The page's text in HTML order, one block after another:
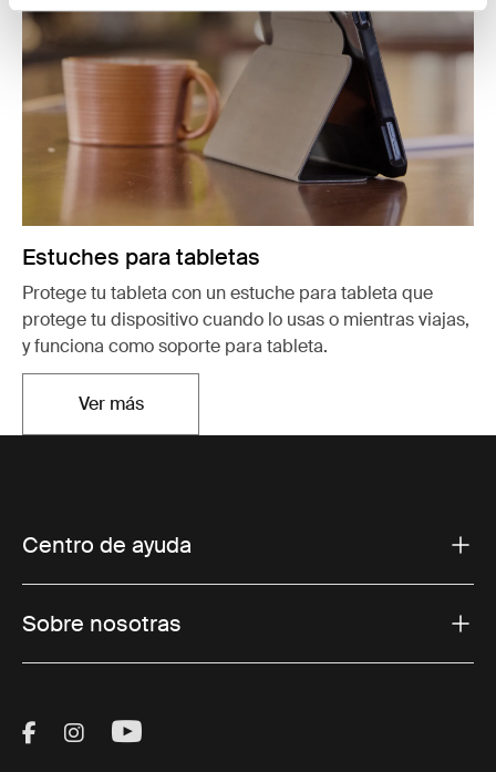
Estuches para tabletas
Protege tu tableta con un estuche para tableta que
protege tu dispositivo cuando lo usas o mientras viajas,
y funciona como soporte para tableta.
Ver másSe abre en una nueva pestaña
Centro de ayuda
Sobre nosotras
Visit Thule on Facebook (external link)
Visit Thule on Instagram (external link)
Visit Thule on Youtube (external